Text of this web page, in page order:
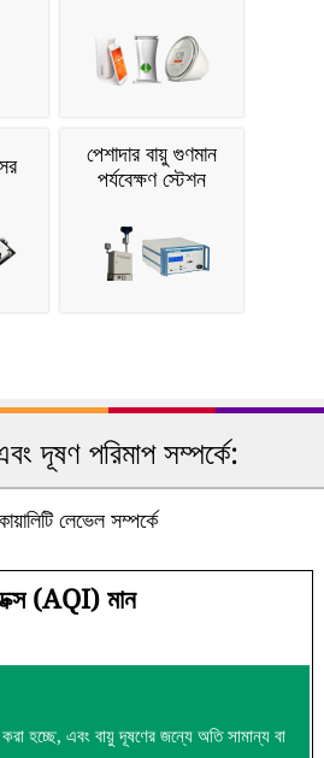
পেশাদার বায়ু গুণমান
পর্যবেক্ষণ স্টেশন
দূষণ পরিমাপ সম্পর্কে:
লেভেল সম্পর্কে
(AQI) মান
হচ্ছে, এবং বায়ু দূষণের জন্যে অতি সামান্য বা